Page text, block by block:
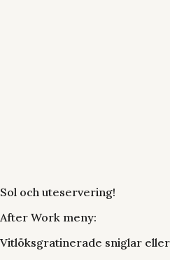
Sol och uteservering!
After Work meny:
Vitlöksgratinerade sniglar eller